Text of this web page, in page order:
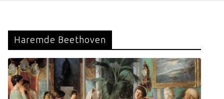
Haremde Beethoven